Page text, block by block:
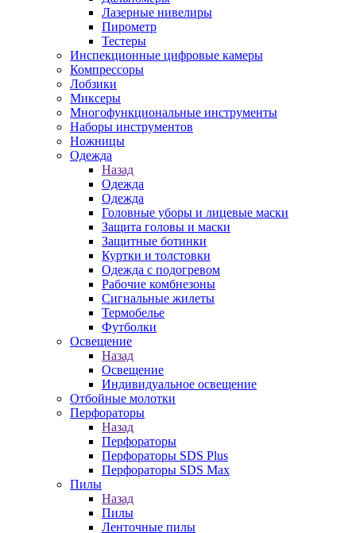
Лазерные нивелиры
Пирометр
Тестеры
Инспекционные цифровые камеры
Компрессоры
Лобзики
Миксеры
Многофункциональные инструменты
Наборы инструментов
Ножницы
Одежда
Назад
Одежда
Одежда
Головные уборы и лицевые маски
Защита головы и маски
Защитные ботинки
Куртки и толстовки
Одежда с подогревом
Рабочие комбнезоны
Сигнальные жилеты
Термобелье
Футболки
Освещение
Назад
Освещение
Индивидуальное освещение
Отбойные молотки
Перфораторы
Назад
Перфораторы
Перфораторы SDS Plus
Перфораторы SDS Max
Пилы
Назад
Пилы
Ленточные пилы